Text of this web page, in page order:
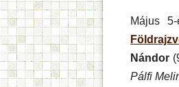
Május
Nándor
Pálfi